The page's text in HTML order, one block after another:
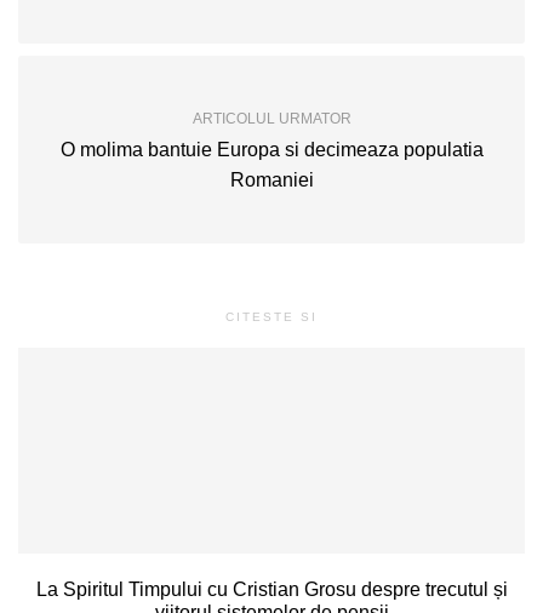
ARTICOLUL URMATOR
O molima bantuie Europa si decimeaza populatia
Romaniei
CITESTE SI
La Spiritul Timpului cu Cristian Grosu despre trecutul și